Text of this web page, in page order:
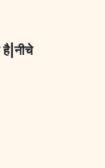
है|नीचे